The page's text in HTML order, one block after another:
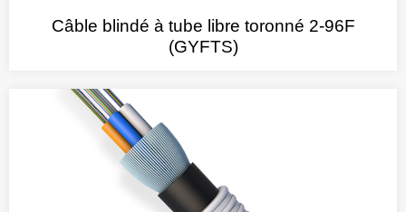
Câble blindé à tube libre toronné 2-96F
(GYFTS)